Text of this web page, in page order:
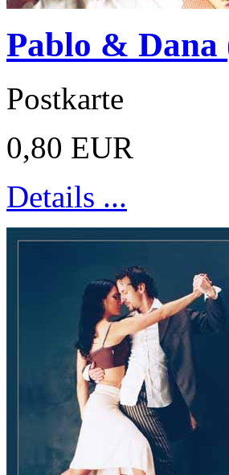
Pablo & Dana
Postkarte
0,80 EUR
Details ...